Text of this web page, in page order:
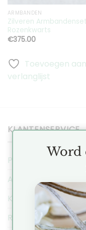
ARMBANDEN
Zilveren
Rozenkwarts
€375.00
Toevoegen aan
verlanglijst
KLANTENSERVICE
Privacy Regeling
Algemene
Klachten
Ruilen &
Word